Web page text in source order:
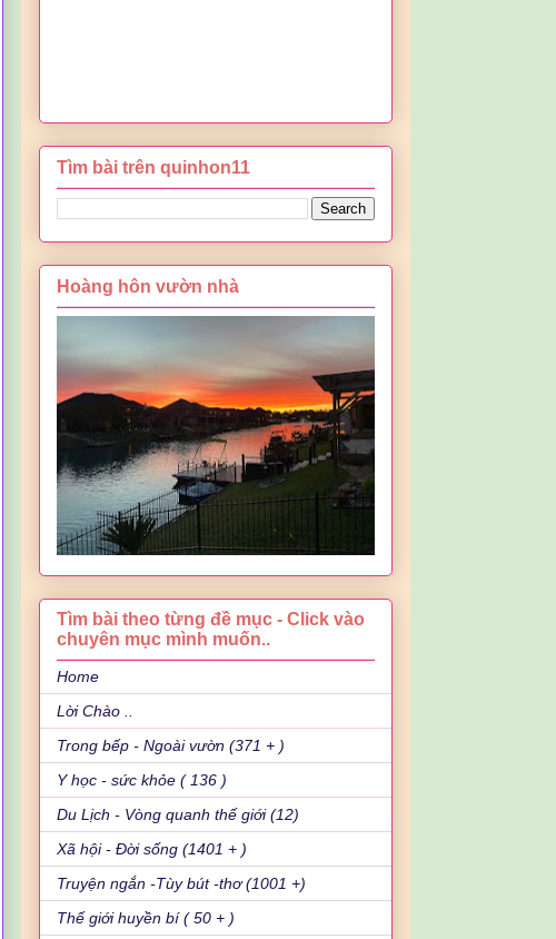
Tìm bài trên quinhon11
Hoàng hôn vườn nhà
Tìm bài theo từng đề mục - Click vào
chuyên mục mình muốn..
Home
Lời Chào ..
Trong bếp - Ngoài vườn (371 + )
Y học - sức khỏe ( 136 )
Du Lịch - Vòng quanh thế giới (12)
Xã hội - Đời sống (1401 + )
Truyện ngắn -Tùy bút -thơ (1001 +)
Thế giới huyền bí ( 50 + )